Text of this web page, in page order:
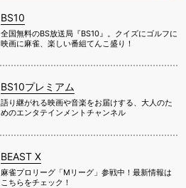
BS10
全国無料のBS放送局『BS10』。クイズにゴルフに
映画に麻雀、楽しい番組てんこ盛り！
BS10プレミアム
語り継がれる映画や音楽をお届けする、大人のた
めのエンタテインメントチャンネル
BEAST X
麻雀プロリーグ「Mリーグ」参戦中！最新情報は
こちらをチェック！